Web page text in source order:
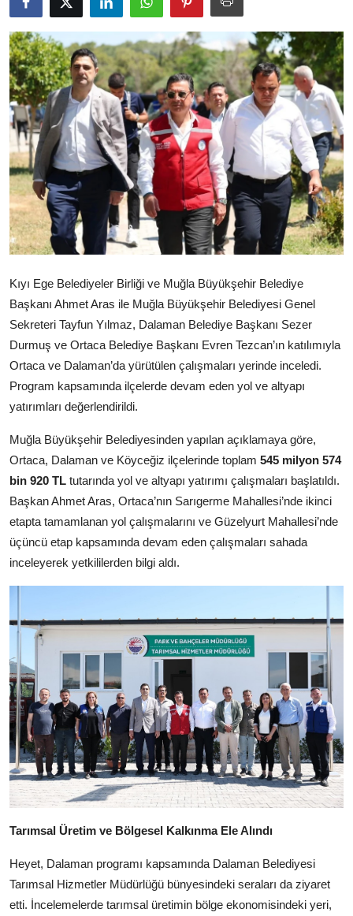
Kıyı Ege Belediyeler Birliği ve Muğla Büyükşehir Belediye
Başkanı Ahmet Aras ile Muğla Büyükşehir Belediyesi Genel
Sekreteri Tayfun Yılmaz, Dalaman Belediye Başkanı Sezer
Durmuş ve Ortaca Belediye Başkanı Evren Tezcan’ın katılımıyla
Ortaca ve Dalaman’da yürütülen çalışmaları yerinde inceledi.
Program kapsamında ilçelerde devam eden yol ve altyapı
yatırımları değerlendirildi.
Muğla Büyükşehir Belediyesinden yapılan açıklamaya göre,
Ortaca, Dalaman ve Köyceğiz ilçelerinde toplam 545 milyon 574
bin 920 TL tutarında yol ve altyapı yatırımı çalışmaları başlatıldı.
Başkan Ahmet Aras, Ortaca’nın Sarıgerme Mahallesi’nde ikinci
etapta tamamlanan yol çalışmalarını ve Güzelyurt Mahallesi’nde
üçüncü etap kapsamında devam eden çalışmaları sahada
inceleyerek yetkililerden bilgi aldı.
Tarımsal Üretim ve Bölgesel Kalkınma Ele Alındı
Heyet, Dalaman programı kapsamında Dalaman Belediyesi
Tarımsal Hizmetler Müdürlüğü bünyesindeki seraları da ziyaret
etti. İncelemelerde tarımsal üretimin bölge ekonomisindeki yeri,